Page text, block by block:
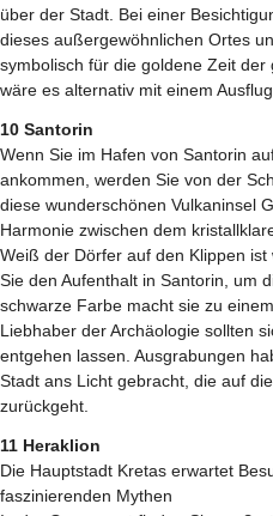
über der Stadt. Bei einer
dieses außergewöhnlichen Ortes
symbolisch für die goldene Zeit
wäre es alternativ mit einem
10 Santorin
Wenn Sie im Hafen von Santorin
ankommen, werden Sie von der
diese wunderschönen Vulkaninsel
Harmonie zwischen dem
Weiß der Dörfer auf den Klippen
Sie den Aufenthalt in Santorin, um
schwarze Farbe macht sie zu
Liebhaber der Archäologie sollten
entgehen lassen. Ausgrabungen
Stadt ans Licht gebracht, die auf
zurückgeht.
11 Heraklion
Die Hauptstadt Kretas erwartet
faszinierenden Mythen